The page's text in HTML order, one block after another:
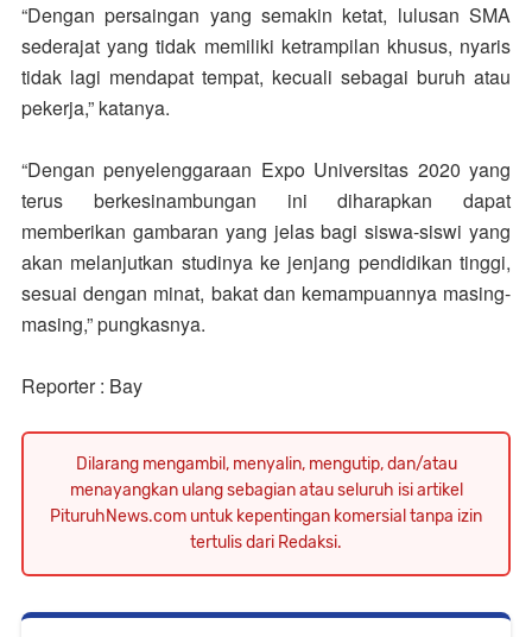
“Dengan persaingan yang semakin ketat, lulusan SMA
sederajat yang tidak memiliki ketrampilan khusus, nyaris
tidak lagi mendapat tempat, kecuali sebagai buruh atau
pekerja,” katanya.
“Dengan penyelenggaraan Expo Universitas 2020 yang
terus berkesinambungan ini diharapkan dapat
memberikan gambaran yang jelas bagi siswa-siswi yang
akan melanjutkan studinya ke jenjang pendidikan tinggi,
sesuai dengan minat, bakat dan kemampuannya masing-
masing,” pungkasnya.
Reporter : Bay
Dilarang mengambil, menyalin, mengutip, dan/atau
menayangkan ulang sebagian atau seluruh isi artikel
PituruhNews.com untuk kepentingan komersial tanpa izin
tertulis dari Redaksi.